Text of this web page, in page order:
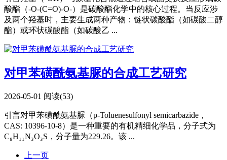
酸酯（-O-(C=O)-O-）是碳酸酯化学中的核心过程。当反应涉
及两个羟基时，主要生成两种产物：链状碳酸酯（如碳酸二醇
酯）或环状碳酸酯（如碳酸乙 ...
对甲苯磺酰氨基脲的合成工艺研究
2026-05-01 阅读(53)
引言对甲苯磺酰氨基脲（p-Toluenesulfonyl semicarbazide，
CAS: 10396-10-8）是一种重要的有机精细化学品，分子式为
C₈H₁₁N₃O₃S，分子量为229.26。该 ...
上一页